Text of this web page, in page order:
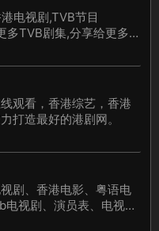
电视剧,TVB节目
TVB剧集,分享给更多喜
观看，香港综艺，香港
打造最好的港剧网。
剧、香港电影、粤语电
电视剧、演员表、电视
香港娱乐新闻。